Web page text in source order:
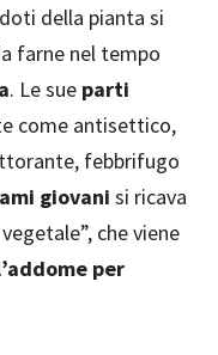
della pianta si
farne nel tempo
. Le sue parti
come antisettico,
febbrifugo
giovani si ricava
che viene
per